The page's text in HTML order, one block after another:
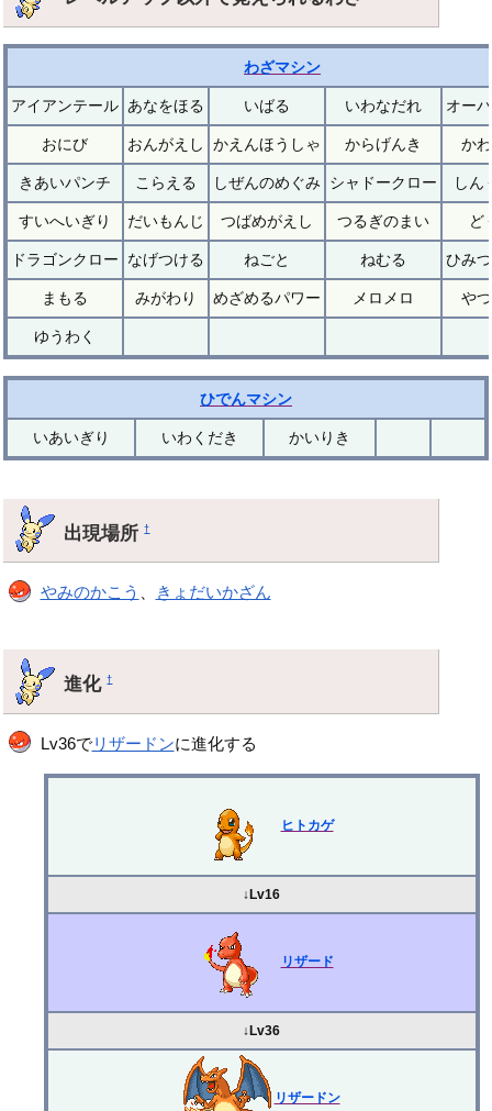
わざマシン
アイアンテール あなをほる いばる いわなだれ オー
おにび おんがえし かえんほうしゃ からげんき か
きあいパンチ こらえる しぜんのめぐみ シャドークロー しん
すいへいぎり だいもんじ つばめがえし つるぎのまい ど
ドラゴンクロー なげつける ねごと ねむる ひみ
まもる みがわり めざめるパワー メロメロ や
ゆうわく
ひでんマシン
いあいぎり いわくだき かいりき
出現場所†
やみのかこう きょだいかざん
進化†
Lv36でリザードンに進化する
ヒトカゲ
↓Lv16
リザード
↓Lv36
リザードン